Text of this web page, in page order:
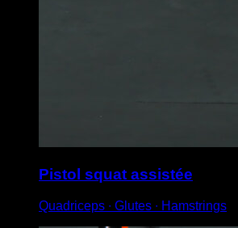
Pistol squat assistée
Quadriceps ∙ Glutes ∙ Hamstrings